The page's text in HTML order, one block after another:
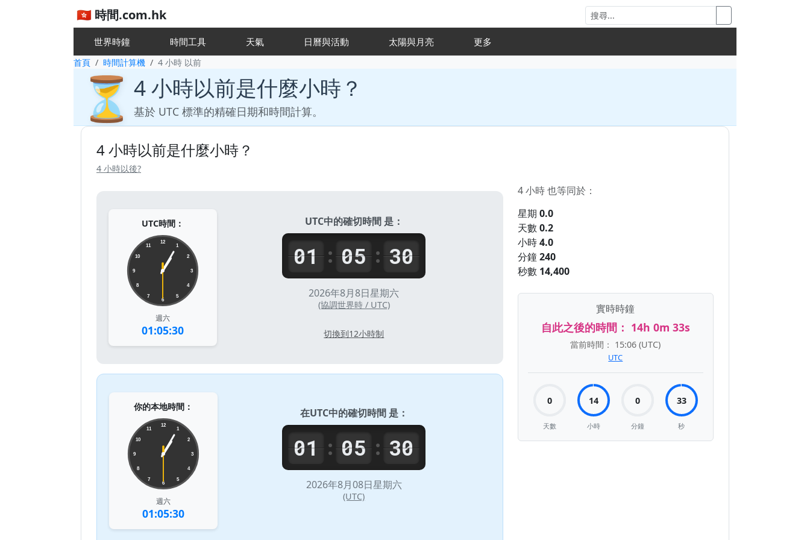
🇭🇰 時間.com.hk
世界時鐘 時間工具 天氣 日曆與活動 太陽與月亮
首頁 時間計算機 4 小時 以前
⏳ 4 小時以前是什麼小時？
基於 UTC 標準的精確日期和時間計算。
4 小時以前是什麼小時？
4 小時以後?
UTC時間：
12
1
2
3
4
5
6
7
8
9
10
11
週六
01:05:30
UTC中的確切時間 是：
01 : 05 : 30
2026年8月8日星期六
(協調世界時 / UTC)
切換到12小時制
你的本地時間：
12
1
2
3
4
5
6
7
8
9
10
11
週六
01:05:30
在UTC中的確切時間 是：
01 : 05 : 30
2026年8月08日星期六
(UTC)
4 小時 也等同於：
星期 0.0
天數 0.2
小時4.0
分鐘240
秒數 14,400
實時時鐘
自此之後的時間： 14h 0m 33s
當前時間： 15:06 (UTC)
UTC
0
天數
14
小時
0
分鐘
33
秒